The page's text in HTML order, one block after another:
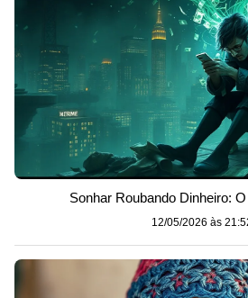
Sonhar Roubando Dinheiro:
12/05/2026 às